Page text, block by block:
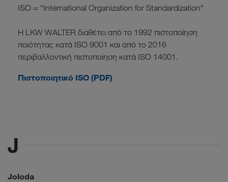
ISO = "International Organization for Standardization"
Η LKW WALTER διαθέτει από το 1992 πιστοποίηση
ποιότητας κατά ISO 9001 και από το 2016
περιβαλλοντική πιστοποίηση κατά ISO 14001.
Πιστοποιητικό ISO (PDF)
J
Joloda